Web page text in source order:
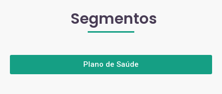
Segmentos
Plano de Saúde